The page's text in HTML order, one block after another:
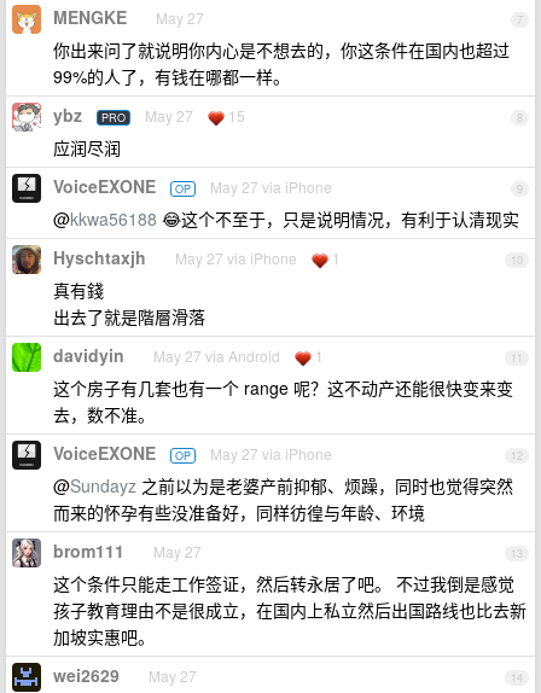
7
MENGKE May 27
你出来问了就说明你内心是不想去的，你这条件在国内也超过
99%的人了，有钱在哪都一样。
8
ybz PRO May 27 15
应润尽润
9
VoiceEXONE OP May 27 via iPhone
@kkwa56188 😂这个不至于，只是说明情况，有利于认清现实
10
Hyschtaxjh May 27 via iPhone 1
真有錢
出去了就是階層滑落
11
davidyin May 27 via Android 1
这个房子有几套也有一个 range 呢？这不动产还能很快变来变
去，数不准。
12
VoiceEXONE OP May 27 via iPhone
@Sundayz 之前以为是老婆产前抑郁、烦躁，同时也觉得突然
而来的怀孕有些没准备好，同样彷徨与年龄、环境
13
brom111 May 27
这个条件只能走工作签证，然后转永居了吧。 不过我倒是感觉
孩子教育理由不是很成立，在国内上私立然后出国路线也比去新
加坡实惠吧。
14
wei2629 May 27